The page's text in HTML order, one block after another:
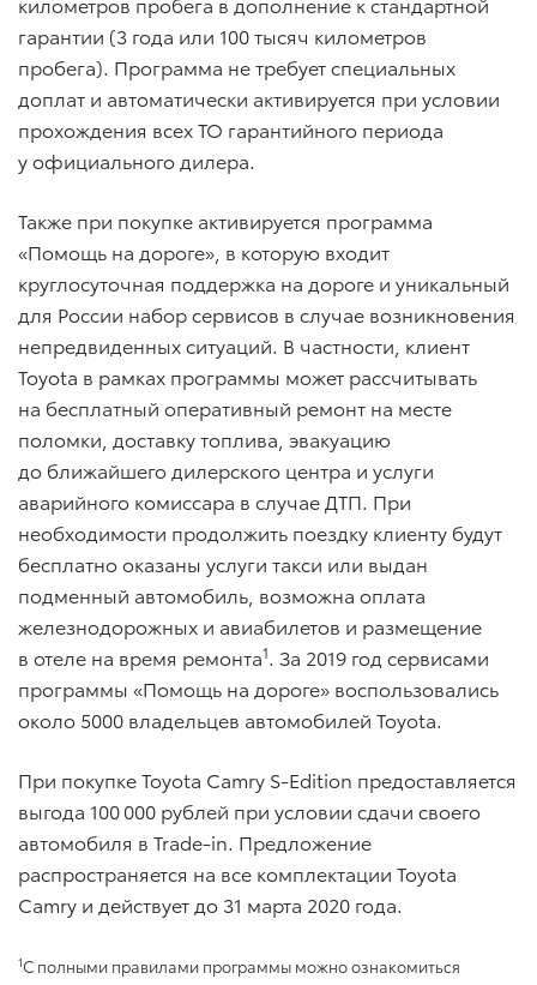
гарантии (3 года или 100 тысяч километров
пробега). Программа не требует специальных
доплат и автоматически активируется при условии
прохождения всех ТО гарантийного периода
у официального дилера.
Также при покупке активируется программа
«Помощь на дороге», в которую входит
круглосуточная поддержка на дороге и уникальный
для России набор сервисов в случае возникновения
непредвиденных ситуаций. В частности, клиент
Toyota в рамках программы может рассчитывать
на бесплатный оперативный ремонт на месте
поломки, доставку топлива, эвакуацию
до ближайшего дилерского центра и услуги
аварийного комиссара в случае ДТП. При
необходимости продолжить поездку клиенту будут
бесплатно оказаны услуги такси или выдан
подменный автомобиль, возможна оплата
железнодорожных и авиабилетов и размещение
в отеле на время ремонта1. За 2019 год сервисами
программы «Помощь на дороге» воспользовались
около 5000 владельцев автомобилей Toyota.
При покупке Toyota Camry S-Edition предоставляется
выгода 100 000 рублей при условии сдачи своего
автомобиля в Trade-in. Предложение
распространяется на все комплектации Toyota
Camry и действует до 31 марта 2020 года.
1С полными правилами программы можно ознакомиться